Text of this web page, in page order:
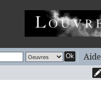
Ok Aide